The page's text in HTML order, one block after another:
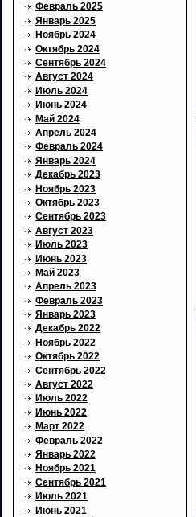
Февраль 2025
Январь 2025
Ноябрь 2024
Октябрь 2024
Сентябрь 2024
Август 2024
Июль 2024
Июнь 2024
Май 2024
Апрель 2024
Февраль 2024
Январь 2024
Декабрь 2023
Ноябрь 2023
Октябрь 2023
Сентябрь 2023
Август 2023
Июль 2023
Июнь 2023
Май 2023
Апрель 2023
Февраль 2023
Январь 2023
Декабрь 2022
Ноябрь 2022
Октябрь 2022
Сентябрь 2022
Август 2022
Июль 2022
Июнь 2022
Март 2022
Февраль 2022
Январь 2022
Ноябрь 2021
Сентябрь 2021
Июль 2021
Июнь 2021